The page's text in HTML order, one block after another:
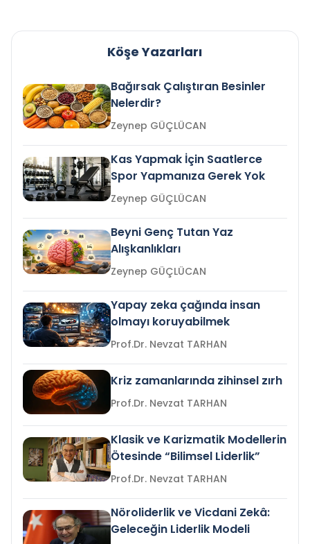
Köşe Yazarları
Bağırsak Çalıştıran Besinler
Nelerdir?
Zeynep GÜÇLÜCAN
Kas Yapmak İçin Saatlerce
Spor Yapmanıza Gerek Yok
Zeynep GÜÇLÜCAN
Beyni Genç Tutan Yaz
Alışkanlıkları
Zeynep GÜÇLÜCAN
Yapay zeka çağında insan
olmayı koruyabilmek
Prof.Dr. Nevzat TARHAN
Kriz zamanlarında zihinsel zırh
Prof.Dr. Nevzat TARHAN
Klasik ve Karizmatik Modellerin
Ötesinde “Bilimsel Liderlik”
Prof.Dr. Nevzat TARHAN
Nöroliderlik ve Vicdani Zekâ:
Geleceğin Liderlik Modeli